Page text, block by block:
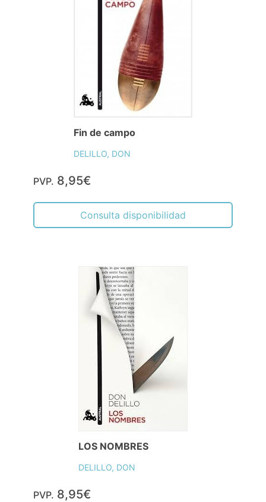
Fin de campo
DELILLO, DON
PVP. 8,95€
Consulta disponibilidad
LOS NOMBRES
DELILLO, DON
PVP. 8,95€